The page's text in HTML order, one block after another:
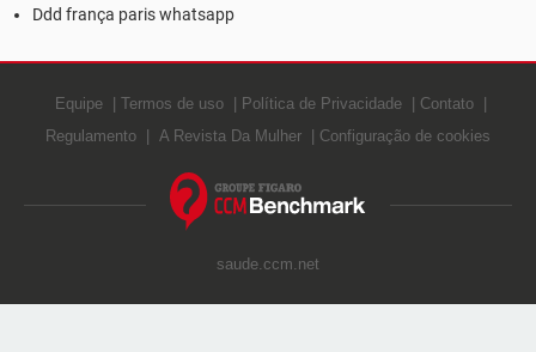
Ddd frança paris whatsapp
Equipe Termos de uso Política de Privacidade
Contato
Regulamento
A Revista Da Mulher Configuração de cookies
saude.ccm.net